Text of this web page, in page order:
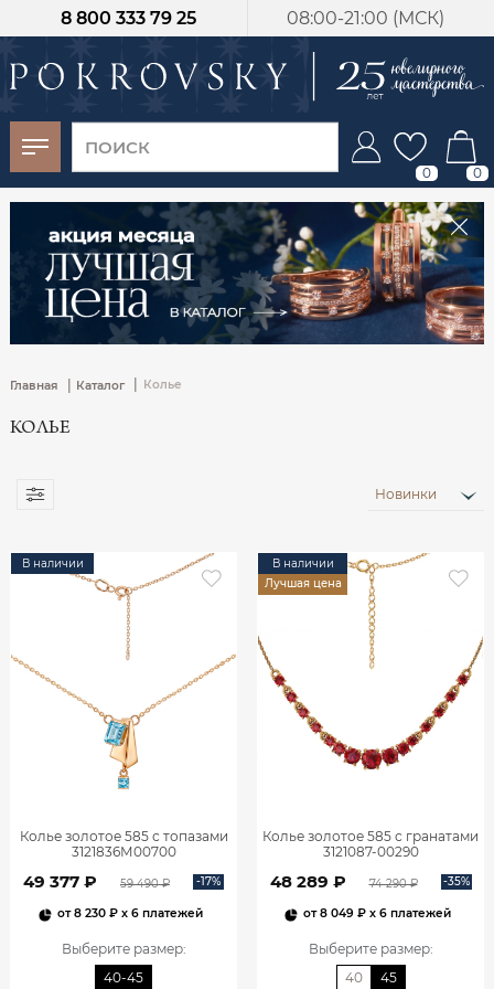
08:00-21:00 (МСК)
8 800 333 79 25
0 0
Главная | Каталог Колье
КОЛЬЕ
Новинки
В наличии
Колье золотое 585 с топазами
3121836М00700
49 377 ₽ 59 490 ₽ -17%
от8 230 ₽ x 6 платежей
Выберите размер:
40-45
В наличии
Лучшая цена
Колье золотое 585 с гранатами
3121087-00290
48 289 ₽ 74 290 ₽ -35%
от8 049 ₽ x 6 платежей
Выберите размер:
40
45
-30%
от 15 дней с
момента оплаты